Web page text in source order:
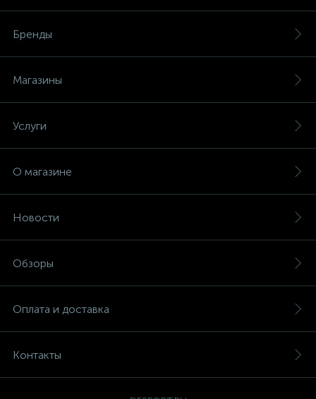
Бренды
Магазины
Услуги
О магазине
Новости
Обзоры
Оплата и доставка
Контакты